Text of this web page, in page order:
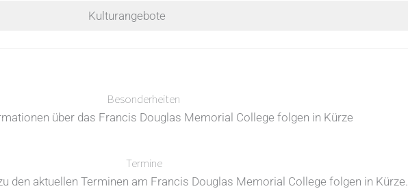
Kulturangebote
Besonderheiten
über das Francis Douglas Memorial College folgen in Kürze
Termine
den aktuellen Terminen am Francis Douglas Memorial College folgen in Kürze.